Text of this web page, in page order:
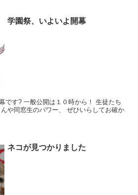
学園祭、いよいよ開幕
です? 一般公開は１０時から！ 生徒たち
や同窓生のパワー、 ぜひいらしてお確か
ネコが見つかりました